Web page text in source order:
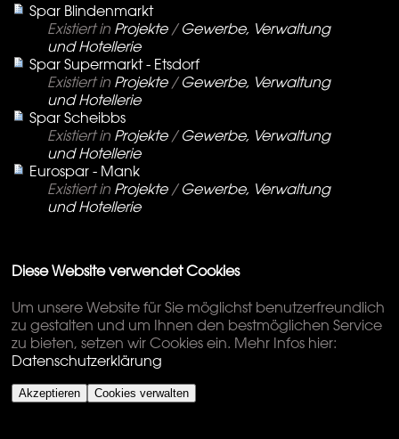
Spar Blindenmarkt
Existiert in Projekte / Gewerbe, Verwaltung
und Hotellerie
Spar Supermarkt - Etsdorf
Existiert in Projekte / Gewerbe, Verwaltung
und Hotellerie
Spar Scheibbs
Existiert in Projekte / Gewerbe, Verwaltung
und Hotellerie
Eurospar - Mank
Existiert in Projekte / Gewerbe, Verwaltung
und Hotellerie
Diese Website verwendet Cookies
Um unsere Website für Sie möglichst benutzerfreundlich
zu gestalten und um Ihnen den bestmöglichen Service
zu bieten, setzen wir Cookies ein. Mehr Infos hier:
Datenschutzerklärung
Akzeptieren Cookies verwalten